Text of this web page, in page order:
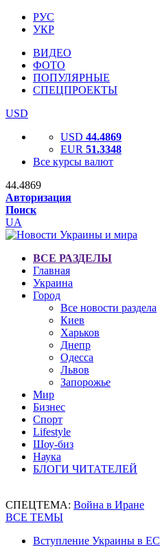
РУС
УКР
ВИДЕО
ФОТО
ПОПУЛЯРНЫЕ
СПЕЦПРОЕКТЫ
USD
USD 44.4869
EUR 51.3348
Все курсы валют
44.4869
Авторизация
Поиск
UA
ВСЕ РАЗДЕЛЫ
Главная
Украина
Город
Все новости раздела
Киев
Харьков
Днепр
Одесса
Львов
Запорожье
Мир
Бизнес
Спорт
Lifestyle
Шоу-биз
Наука
БЛОГИ ЧИТАТЕЛЕЙ
СПЕЦТЕМА: Война в Иране
ВСЕ ТЕМЫ
Вступление Украины в ЕС